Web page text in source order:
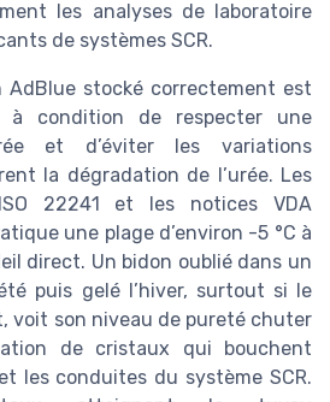
les analyses de laboratoire
de systèmes SCR.
AdBlue stocké correctement est
à condition de respecter une
et d’éviter les variations
la dégradation de l’urée. Les
22241 et les notices VDA
une plage d’environ -5 °C à
direct. Un bidon oublié dans un
puis gelé l’hiver, surtout si le
voit son niveau de pureté chuter
de cristaux qui bouchent
les conduites du système SCR.